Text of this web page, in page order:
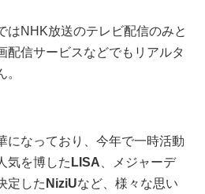
はNHK放送のテレビ配信のみと
配信サービスなどでもリアルタ
になっており、今年で一時活動
気を博した LISA 、メジャーデ
定した NiziUなど、様々な思い